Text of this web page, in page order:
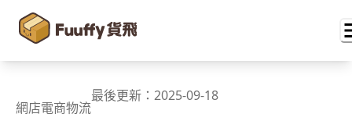
網店電商物流
最後更新： 2025-09-18